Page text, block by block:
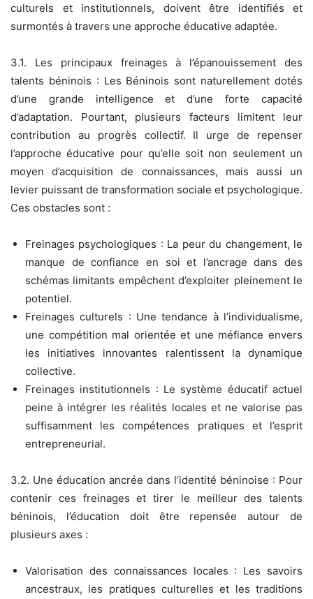
culturels et institutionnels, doivent être identifiés et
surmontés à travers une approche éducative adaptée.
3.1. Les principaux freinages à l’épanouissement des
talents béninois : Les Béninois sont naturellement dotés
d’une grande intelligence et d’une forte capacité
d’adaptation. Pourtant, plusieurs facteurs limitent leur
contribution au progrès collectif. Il urge de repenser
l’approche éducative pour qu’elle soit non seulement un
moyen d’acquisition de connaissances, mais aussi un
levier puissant de transformation sociale et psychologique.
Ces obstacles sont :
Freinages psychologiques : La peur du changement, le
manque de confiance en soi et l’ancrage dans des
schémas limitants empêchent d’exploiter pleinement le
potentiel.
Freinages culturels : Une tendance à l’individualisme,
une compétition mal orientée et une méfiance envers
les initiatives innovantes ralentissent la dynamique
collective.
Freinages institutionnels : Le système éducatif actuel
peine à intégrer les réalités locales et ne valorise pas
suffisamment les compétences pratiques et l’esprit
entrepreneurial.
3.2. Une éducation ancrée dans l’identité béninoise : Pour
contenir ces freinages et tirer le meilleur des talents
béninois, l’éducation doit être repensée autour de
plusieurs axes :
Valorisation des connaissances locales : Les savoirs
ancestraux, les pratiques culturelles et les traditions